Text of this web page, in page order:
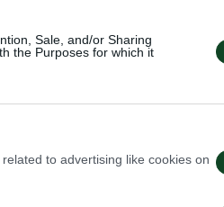
Sale, and/or Sharing
the Purposes for which it
to advertising like cookies on
δημοσιογραφική
τη διαπίστευση δεν θα
στις